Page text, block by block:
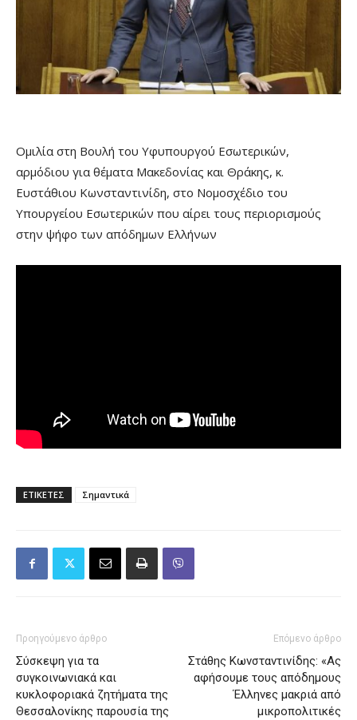
Ομιλία στη Βουλή του Υφυπουργού Εσωτερικών,
αρμόδιου για θέματα Μακεδονίας και Θράκης, κ.
Ευστάθιου Κωνσταντινίδη, στο Νομοσχέδιο του
Υπουργείου Εσωτερικών που αίρει τους περιορισμούς
στην ψήφο των απόδημων Ελλήνων
ΕΤΙΚΕΤΕΣ Σημαντικά
Προηγούμενο άρθρο
Σύσκεψη για τα
συγκοινωνιακά και
κυκλοφοριακά ζητήματα της
Θεσσαλονίκης παρουσία της
Επόμενο άρθρο
Στάθης Κωνσταντινίδης: «Ας
αφήσουμε τους απόδημους
Έλληνες μακριά από
μικροπολιτικές